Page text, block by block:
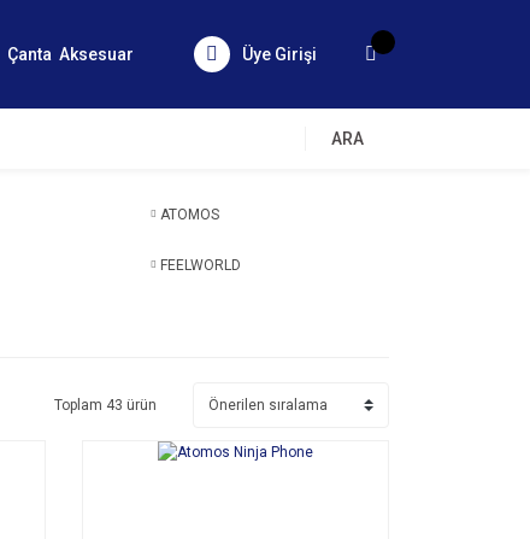
Çanta Aksesuar Üye Girişi
ARA
ATOMOS
FEELWORLD
Toplam 43 ürün